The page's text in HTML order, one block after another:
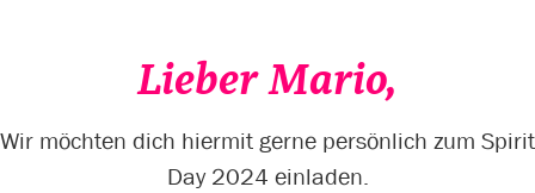
Lieber Mario,
Wir möchten dich hiermit gerne persönlich zum Spirit
Day 2024 einladen.